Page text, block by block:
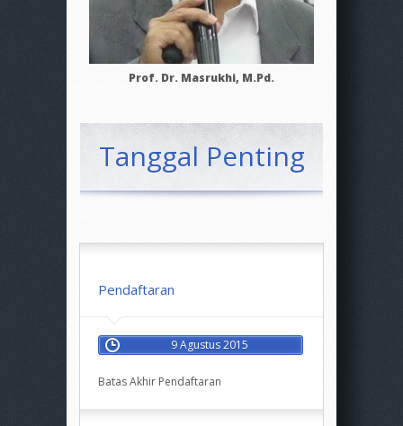
Prof. Dr. Masrukhi, M.Pd.
Tanggal Penting
Pendaftaran
9 Agustus 2015
Batas Akhir Pendaftaran